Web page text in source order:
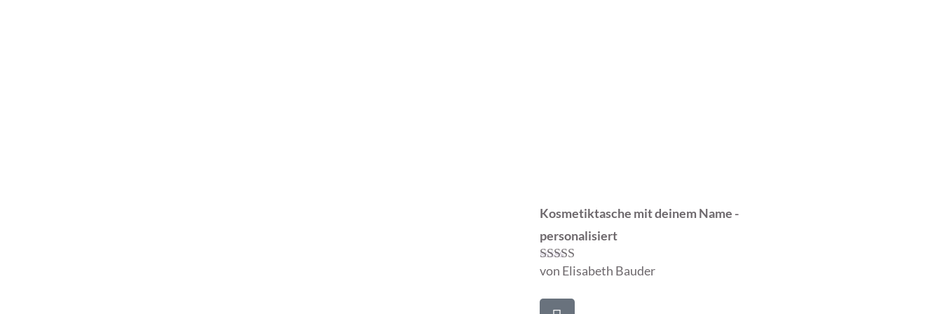
Kosmetiktasche mit deinem Name -
personalisiert
Bewertet mit
von Elisabeth Bauder